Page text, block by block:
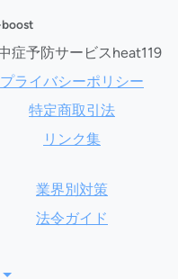
症予防サービスheat119
プライバシーポリシー
特定商取引法
リンク集
業界別対策
法令ガイド